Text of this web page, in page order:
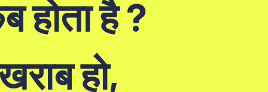
होता है ?
हो,